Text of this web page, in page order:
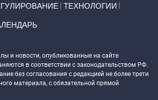
ТЕХНОЛОГИИ
и новости, опубликованные на сайте
в соответствии с законодательством РФ.
без согласования с редакцией не более трети
материала, с обязательной прямой